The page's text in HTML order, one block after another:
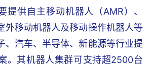
提供自主移动机器人（AMR）、
外移动机器人及移动操作机器人等
、汽车、半导体、新能源等行业提
。其机器人集群可支持超2500台